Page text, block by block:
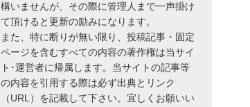
構いませんが、その際に管理人まで一声掛け
て頂けると更新の励みになります。
また、特に断りが無い限り、投稿記事・固定
ページを含むすべての内容の著作権は当サイ
ト･運営者に帰属します。当サイトの記事等
の内容を引用する際は必ず出典とリンク
（URL）を記載して下さい。宜しくお願いい